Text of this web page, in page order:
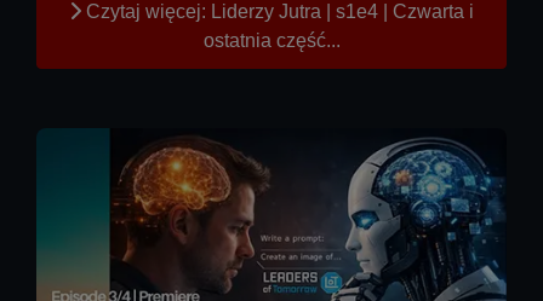
Czytaj więcej: Liderzy Jutra | s1e4 | Czwarta i
ostatnia część...